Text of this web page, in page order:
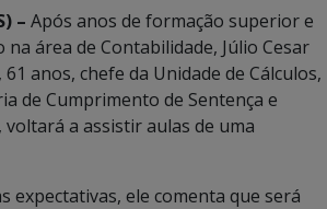
– Após anos de formação superior e
área de Contabilidade, Júlio Cesar
anos, chefe da Unidade de Cálculos,
de Cumprimento de Sentença e
voltará a assistir aulas de uma
expectativas, ele comenta que será